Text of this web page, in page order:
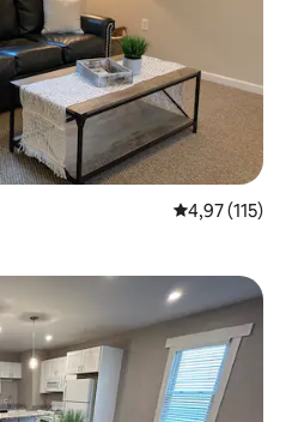
Gemiddelde
4,97 (115)